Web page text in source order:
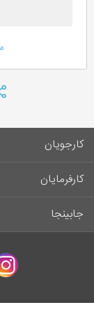
کارجویان
سوالات متداول
لیست مشاغل
آگهی‌های استخدام
کارفرمایان
راهنمای ثبت آگهی
قوانین و مقررات
جابینجا
جابینجا در رسانه‌ها
راهنمای استفاده برای